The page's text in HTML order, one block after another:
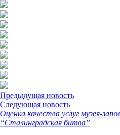
Предыдущая новость
Следующая новость
Оценка качества услуг музея-
“Сталинградская битва”